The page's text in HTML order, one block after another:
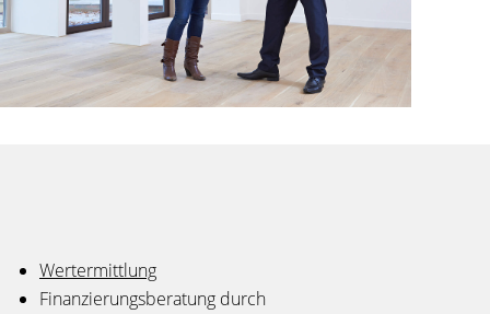
Wertermittlung
Finanzierungsberatung durch